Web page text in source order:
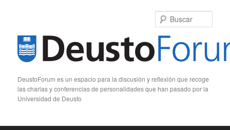
DeustoForum es un espacio para la discusión y reflexión que recoge
las charlas y conferencias de personalidades que han pasado por la
Universidad de Deusto